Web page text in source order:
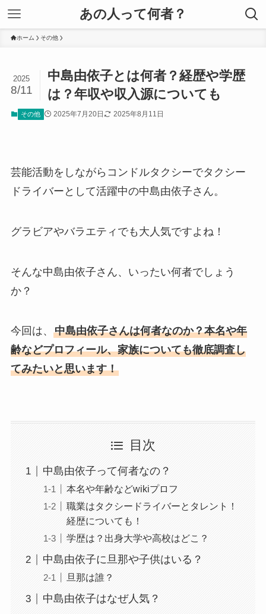
あの人って何者？
ホーム その他
中島由依子とは何者？経歴や学歴
は？年収や収入源についても
2025
8/11
その他 2025年7月20日 2025年8月11日
芸能活動をしながらコンドルタクシーでタクシー
ドライバーとして活躍中の中島由依子さん。
グラビアやバラエティでも大人気ですよね！
そんな中島由依子さん、いったい何者でしょう
か？
今回は、 中島由依子さんは何者なのか？本名や年
齢などプロフィール、家族についても徹底調査し
てみたいと思います！
目次
中島由依子って何者なの？
本名や年齢などwikiプロフ
職業はタクシードライバーとタレント！
経歴についても！
学歴は？出身大学や高校はどこ？
中島由依子に旦那や子供はいる？
旦那は誰？
中島由依子はなぜ人気？